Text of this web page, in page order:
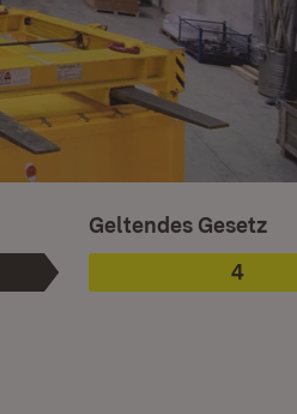
4
:
Ist ausgewählt. Ist
Geltendes Gesetz